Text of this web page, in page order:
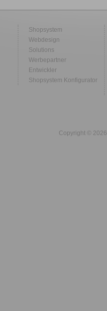
Shopsystem
Webdesign
Solutions
Werbepartner
Entwickler
Shopsystem Konfigurator
Copyright ©